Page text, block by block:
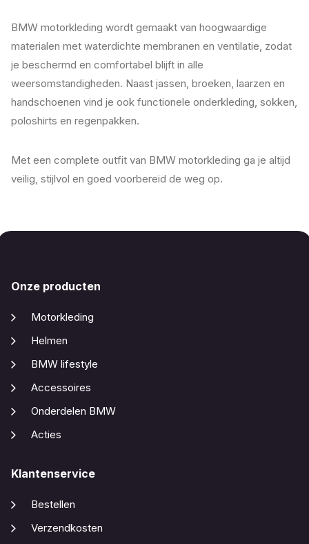
BMW motorkleding wordt gemaakt van hoogwaardige
materialen met waterdichte membranen en ventilatie, zodat
je beschermd en comfortabel blijft in alle
weersomstandigheden. Naast jassen, broeken, laarzen en
handschoenen vind je ook functionele onderkleding, sokken,
poloshirts en regenpakken.
Met een complete outfit van BMW motorkleding ga je altijd
veilig, stijlvol en goed voorbereid de weg op.
Onze producten
Motorkleding
Helmen
BMW lifestyle
Accessoires
Onderdelen BMW
Acties
Klantenservice
Bestellen
Verzendkosten